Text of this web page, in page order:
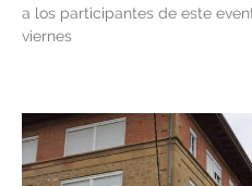
a los participantes de este
viernes